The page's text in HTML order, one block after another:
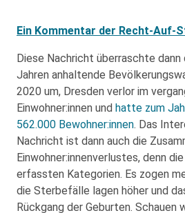
Ein Kommentar der Recht-Auf-
Diese Nachricht überraschte dann
Jahren anhaltende
2020 um, Dresden verlor im
Einwohner:innen und hatte zum
562.000 Bewohner:innen. Das
Nachricht ist dann auch die
Einwohner:innenverlustes, denn
erfassten Kategorien. Es zogen
die Sterbefälle lagen höher und
Rückgang der Geburten. Schauen